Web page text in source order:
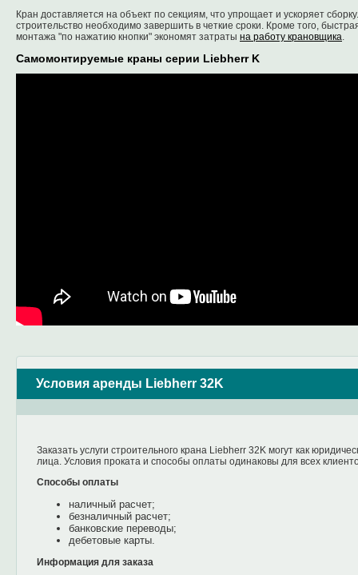
Кран доставляется на объект по секциям, что упрощает и ускоряет
строительство необходимо завершить в четкие сроки. Кроме того,
монтажа "по нажатию кнопки" экономят затраты на работу крановщика
Самомонтируемые краны серии Liebherr K
Условия аренды Liebherr 32K
Заказать услуги строительного крана Liebherr 32K могут как
лица. Условия проката и способы оплаты одинаковы для всех
Способы оплаты
наличный расчет;
безналичный расчет;
банковские переводы;
дебетовые карты.
Информация для заказа